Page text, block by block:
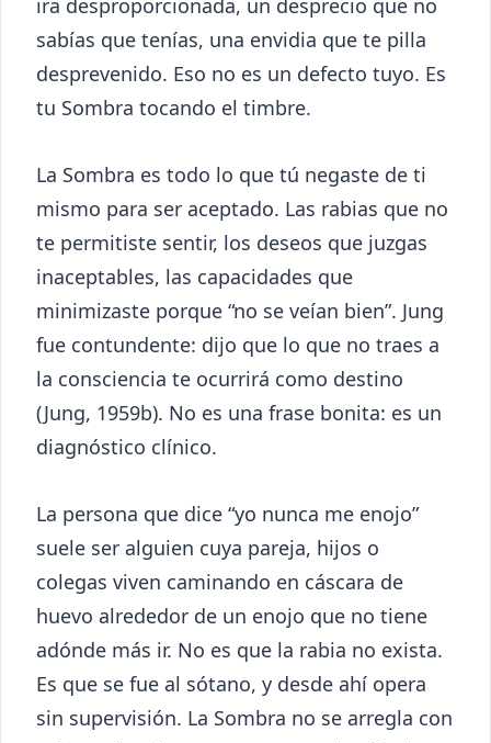
ira desproporcionada, un desprecio que no
sabías que tenías, una envidia que te pilla
desprevenido. Eso no es un defecto tuyo. Es
tu Sombra tocando el timbre.
La Sombra es todo lo que tú negaste de ti
mismo para ser aceptado. Las rabias que no
te permitiste sentir, los deseos que juzgas
inaceptables, las capacidades que
minimizaste porque “no se veían bien”. Jung
fue contundente: dijo que lo que no traes a
la consciencia te ocurrirá como destino
(Jung, 1959b). No es una frase bonita: es un
diagnóstico clínico.
La persona que dice “yo nunca me enojo”
suele ser alguien cuya pareja, hijos o
colegas viven caminando en cáscara de
huevo alrededor de un enojo que no tiene
adónde más ir. No es que la rabia no exista.
Es que se fue al sótano, y desde ahí opera
sin supervisión. La Sombra no se arregla con